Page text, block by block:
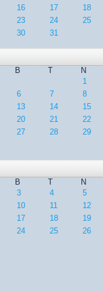
16 17 18
23 24 25
30 31
B T N
1
6 7 8
13 14 15
20 21 22
27 28 29
B T N
3 4 5
10 11 12
17 18 19
24 25 26